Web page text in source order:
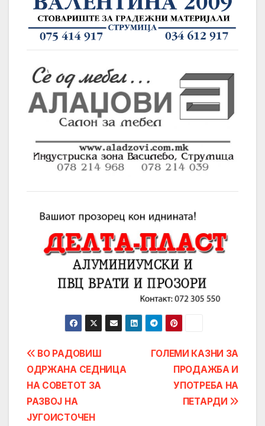
Post
navigation
ГОЛЕМИ КАЗНИ ЗА
ПРОДАЖБА И
УПОТРЕБА НА
ПЕТАРДИ
ВО РАДОВИШ
ОДРЖАНА СЕДНИЦА
НА СОВЕТОТ ЗА
РАЗВОЈ НА
ЈУГОИСТОЧЕН